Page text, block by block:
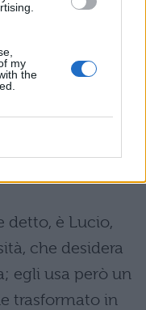
my
the
narrate in
amante di
dal fascino del
qualità più
detto, è Lucio,
che desidera
egli usa però un
trasformato in